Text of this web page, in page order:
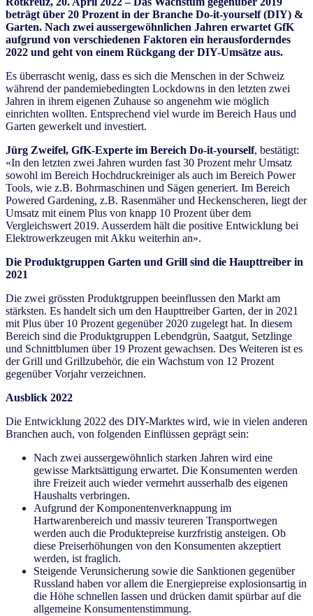
beträgt über 20 Prozent in der Branche Do-it-yourself (DIY) &
Garten. Nach zwei aussergewöhnlichen Jahren erwartet GfK
aufgrund von verschiedenen Faktoren ein herausforderndes
2022 und geht von einem Rückgang der DIY-Umsätze aus.
Es überrascht wenig, dass es sich die Menschen in der Schweiz
während der pandemiebedingten Lockdowns in den letzten zwei
Jahren in ihrem eigenen Zuhause so angenehm wie möglich
einrichten wollten. Entsprechend viel wurde im Bereich Haus und
Garten gewerkelt und investiert.
Jürg Zweifel, GfK-Experte im Bereich Do-it-yourself, bestätigt:
«In den letzten zwei Jahren wurden fast 30 Prozent mehr Umsatz
sowohl im Bereich Hochdruckreiniger als auch im Bereich Power
Tools, wie z.B. Bohrmaschinen und Sägen generiert. Im Bereich
Powered Gardening, z.B. Rasenmäher und Heckenscheren, liegt der
Umsatz mit einem Plus von knapp 10 Prozent über dem
Vergleichswert 2019. Ausserdem hält die positive Entwicklung bei
Elektrowerkzeugen mit Akku weiterhin an».
Die Produktgruppen Garten und Grill sind die Haupttreiber in
2021
Die zwei grössten Produktgruppen beeinflussen den Markt am
stärksten. Es handelt sich um den Haupttreiber Garten, der in 2021
mit Plus über 10 Prozent gegenüber 2020 zugelegt hat. In diesem
Bereich sind die Produktgruppen Lebendgrün, Saatgut, Setzlinge
und Schnittblumen über 19 Prozent gewachsen. Des Weiteren ist es
der Grill und Grillzubehör, die ein Wachstum von 12 Prozent
gegenüber Vorjahr verzeichnen.
Ausblick 2022
Die Entwicklung 2022 des DIY-Marktes wird, wie in vielen anderen
Branchen auch, von folgenden Einflüssen geprägt sein:
Nach zwei aussergewöhnlich starken Jahren wird eine
gewisse Marktsättigung erwartet. Die Konsumenten werden
ihre Freizeit auch wieder vermehrt ausserhalb des eigenen
Haushalts verbringen.
Aufgrund der Komponentenverknappung im
Hartwarenbereich und massiv teureren Transportwegen
werden auch die Produktepreise kurzfristig ansteigen. Ob
diese Preiserhöhungen von den Konsumenten akzeptiert
werden, ist fraglich.
Steigende Verunsicherung sowie die Sanktionen gegenüber
Russland haben vor allem die Energiepreise explosionsartig in
die Höhe schnellen lassen und drücken damit spürbar auf die
allgemeine Konsumentenstimmung.